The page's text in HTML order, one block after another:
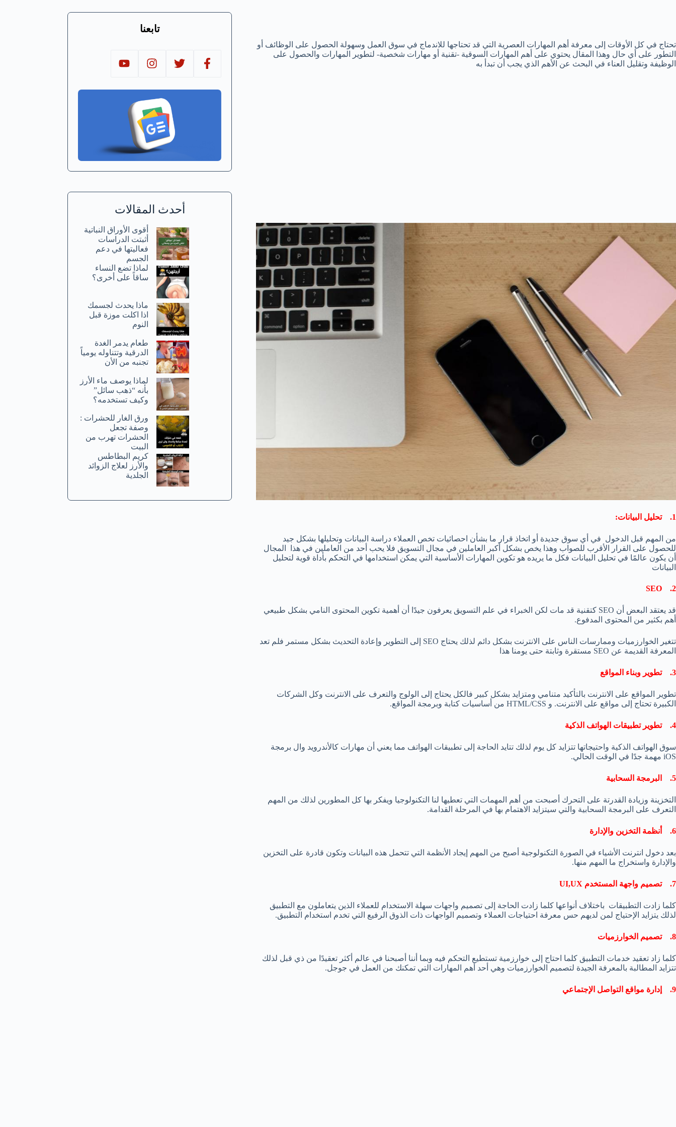
تحتاج في كل الأوقات إلى معرفة أهم المهارات العصرية التي قد تحتاجها للاندماج في سوق العمل وسهولة الحصول على الوظائف أو
التطور على أي حال وهذا المقال يحتوي على أهم المهارات السوقية -تقنية أو مهارات شخصية- لتطوير المهارات والحصول على
الوظيفة وتقليل العناء في البحث عن الأهم الذي يجب أن تبدأ به
1. تحليل البيانات:
من المهم قبل الدخول في أي سوق جديدة أو اتخاذ قرار ما بشأن احصائيات تخص العملاء دراسة البيانات وتحليلها بشكل جيد
للحصول على القرار الأقرب للصواب وهذا يخص بشكل أكبر العاملين في مجال التسويق فلا يحب أحد من العاملين في هذا المجال
أن يكون عالمًا في تحليل البيانات فكل ما يريده هو تكوين المهارات الأساسية التي يمكن استخدامها في التحكم بأداة قوية لتحليل
البيانات
2. SEO
قد يعتقد البعض أن SEO كتقنية قد مات لكن الخبراء في علم التسويق يعرفون جيدًا أن أهمية تكوين المحتوى النامي بشكل طبيعي
أهم بكثير من المحتوى المدفوع.
تتغير الخوارزميات وممارسات الناس على الانترنت بشكل دائم لذلك يحتاج SEO إلى التطوير وإعادة التحديث بشكل مستمر فلم تعد
المعرفة القديمة عن SEO مستقرة وثابتة حتى يومنا هذا
3. تطوير وبناء المواقع
تطوير المواقع على الانترنت بالتأكيد متنامي ومتزايد بشكل كبير فالكل يحتاج إلى الولوج والتعرف على الانترنت وكل الشركات
الكبيرة تحتاج إلى مواقع على الانترنت. و HTML/CSS من أساسيات كتابة وبرمجة المواقع.
4. تطوير تطبيقات الهواتف الذكية
سوق الهواتف الذكية واحتيجاتها تتزايد كل يوم لذلك تتايد الحاجة إلى تطبيقات الهواتف مما يعني أن مهارات كالأندرويد وال برمجة
iOS مهمة جدًا في الوقت الحالي.
5. البرمجة السحابية
التخزينة وزيادة القدرتة على التحرك أصبحت من أهم المهمات التي تعطيها لنا التكنولوجيا ويفكر بها كل المطورين لذلك من المهم
التعرف على البرمجة السحابية والتي سيتزايد الاهتمام بها في المرحلة القدامة.
6. أنظمة التخزين والإدارة
بعد دخول انترنت الأشياء في الصورة التكنولوجية أصبح من المهم إيجاد الأنظمة التي تتحمل هذه البيانات وتكون قادرة على التخزين
والإدارة واستخراج ما المهم منها.
7. تصميم واجهة المستخدم UI,UX
كلما زادت التطبيقات باختلاف أنواعها كلما زادت الحاجة إلى تصميم واجهات سهلة الاستخدام للعملاء الذين يتعاملون مع التطبيق
لذلك يتزايد الإحتياج لمن لديهم حس معرفة احتياجات العملاء وتصميم الواجهات ذات الذوق الرفيع التي تخدم استخدام التطبيق.
8. تصميم الخوارزميات
كلما زاد تعقيد خدمات التطبيق كلما احتاج إلى خوارزمية تستطيع التحكم فيه وبما أننا أصبحنا في عالم أكثر تعقيدًا من ذي قبل لذلك
تتزايد المطالبة بالمعرفة الجيدة لتصميم الخوارزميات وهي أحد أهم المهارات التي تمكنك من العمل في جوجل.
9. إدارة مواقع التواصل الإجتماعي
تابعنا
أحدث المقالات
أقوى الأوراق النباتية
أثبتت الدراسات
فعاليتها في دعم
الجسم
لماذا تضع النساء
ساقاً على أخرى؟
ماذا يحدث لجسمك
اذا اكلت موزة قبل
النوم
طعام يدمر الغدة
الدرقية وتتناوله يومياً
تجنبه من الأن
لماذا يوصف ماء الأرز
بأنه “ذهب سائل”
وكيف تستخدمه؟
ورق الغار للحشرات :
وصفة تجعل
الحشرات تهرب من
البيت
كريم البطاطس
والأرز لعلاج الزوائد
الجلدية